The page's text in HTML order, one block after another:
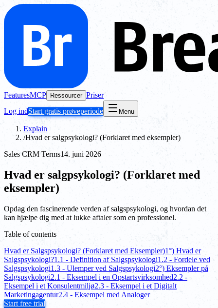
FeaturesMCP Ressourcer Priser
Log indStart gratis prøveperiode Menu
Explain
/Hvad er salgpsykologi? (Forklaret med eksempler)
Sales CRM Terms14. juni 2026
Hvad er salgpsykologi? (Forklaret med
eksempler)
Opdag den fascinerende verden af salgspsykologi, og hvordan det
kan hjælpe dig med at lukke aftaler som en professionel.
Table of contents
Hvad er Salgspsykologi? (Forklaret med Eksempler)1°) Hvad er
Salgspsykologi?1.1 - Definition af Salgspsykologi1.2 - Fordele ved
Salgspsykologi1.3 - Ulemper ved Salgspsykologi2°) Eksempler på
Salgspsykologi2.1 - Eksempel i en Opstartsvirksomhed2.2 -
Eksempel i et Konsulentmiljø2.3 - Eksempel i et Digitalt
Marketingagentur2.4 - Eksempel med Analoger
Start free trial